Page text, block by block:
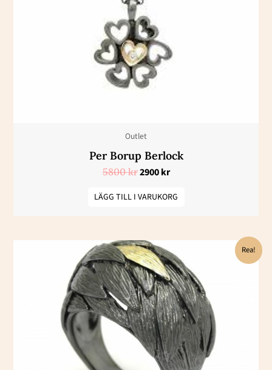
Outlet
Per Borup Berlock
5800kr2900kr
LÄGG TILL I VARUKORG
Rea!
Det
ursprungliga
priset
var:
9200 kr.
nuvarande
priset
är:
4600 kr.